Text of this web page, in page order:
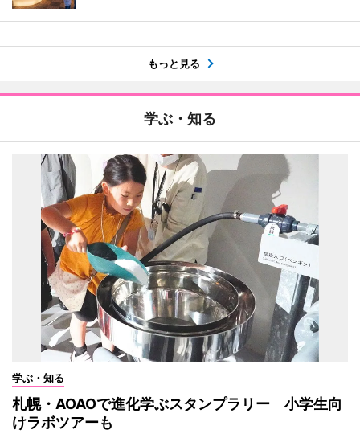
もっと見る
学ぶ・知る
学ぶ・知る
札幌・AOAOで進化学ぶスタンプラリー 小学生向
けラボツアーも